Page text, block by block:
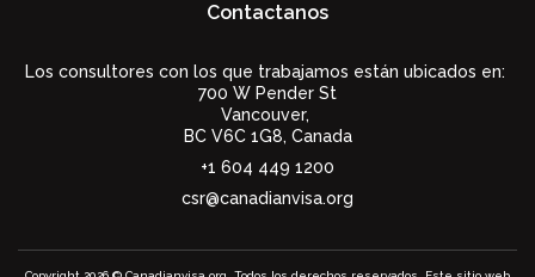
Contactanos
Los consultores con los que trabajamos están ubicados en:
700 W Pender St
Vancouver,
BC V6C 1G8, Canada
+1 604 449 1200
csr@canadianvisa.org